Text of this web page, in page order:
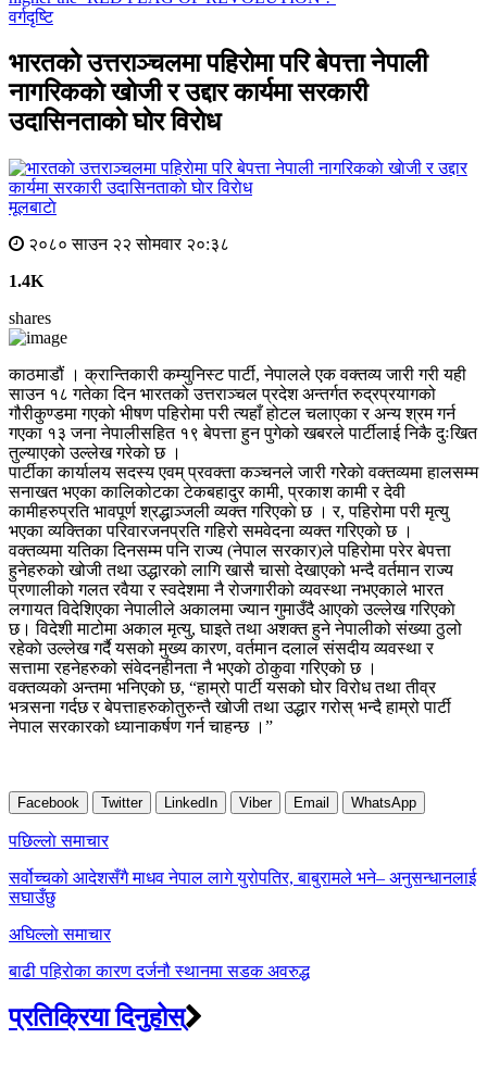
वर्गदृष्टि
भारतकाे उत्तराञ्चलमा पहिराेमा परि बेपत्ता नेपाली
नागरिककाे खाेजी र उद्दार कार्यमा सरकारी
उदासिनताकाे घाेर विराेध
मूलबाटाे
२०८० साउन २२ सोमवार २०:३८
1.4K
shares
काठमाडौं । क्रान्तिकारी कम्युनिस्ट पार्टी, नेपालले एक वक्तव्य जारी गरी यही
साउन १८ गतेका दिन भारतको उत्तराञ्चल प्रदेश अन्तर्गत रुद्रप्रयागको
गौरीकुण्डमा गएको भीषण पहिरोमा परी त्यहाँ होटल चलाएका र अन्य श्रम गर्न
गएका १३ जना नेपालीसहित १९ बेपत्ता हुन पुगेको खबरले पार्टीलाई निकै दुःखित
तुल्याएको उल्लेख गरेकाे छ ।
पार्टीका कार्यालय सदस्य एवम् प्रवक्ता कञ्चनले जारी गरेेकाे वक्तव्यमा हालसम्म
सनाखत भएका कालिकोटका टेकबहादुर कामी, प्रकाश कामी र देवी
कामीहरुप्रति भावपूर्ण श्रद्धाञ्जली व्यक्त गरिएकाे छ । र, पहिरोमा परी मृत्यु
भएका व्यक्तिका परिवारजनप्रति गहिरो समवेदना व्यक्त गरिएकाे छ ।
वक्तव्यमा यतिका दिनसम्म पनि राज्य (नेपाल सरकार)ले पहिरोमा परेर बेपत्ता
हुनेहरुको खोजी तथा उद्धारको लागि खासै चासो देखाएको भन्दै वर्तमान राज्य
प्रणालीको गलत रवैया र स्वदेशमा नै रोजगारीको व्यवस्था नभएकाले भारत
लगायत विदेशिएका नेपालीले अकालमा ज्यान गुमाउँदै आएकाे उल्लेख गरिएकाे
छ। विदेशी माटोमा अकाल मृत्यु, घाइते तथा अशक्त हुने नेपालीको संख्या ठुलो
रहेकाे उल्लेख गर्दै यसको मुख्य कारण, वर्तमान दलाल संसदीय व्यवस्था र
सत्तामा रहनेहरुको संवेदनहीनता नै भएकाे ठाेकुवा गरिएकाे छ ।
वक्तव्यकाे अन्तमा भनिएकाे छ, “हाम्रो पार्टी यसको घोर विरोध तथा तीव्र
भत्र्सना गर्दछ र बेपत्ताहरुकोतुरुन्तै खोजी तथा उद्धार गरोस् भन्दै हाम्रो पार्टी
नेपाल सरकारको ध्यानाकर्षण गर्न चाहन्छ ।”
Facebook Twitter LinkedIn Viber Email WhatsApp
Post
navigation
पछिल्लाे समाचार
सर्वोच्चको आदेशसँगै माधव नेपाल लागे युरोपतिर, बाबुरामले भने– अनुसन्धानलाई
सघाउँछु
अघिल्लाे समाचार
बाढी पहिरोका कारण दर्जनौ स्थानमा सडक अवरुद्ध
प्रतिक्रिया दिनुहोस्